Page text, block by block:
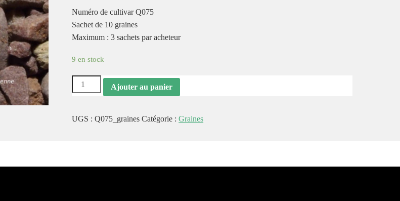
Numéro de cultivar Q075
Sachet de 10 graines
Maximum : 3 sachets par acheteur
9 en stock
quantité
de
Lithops
Ajouter au panier
UGS :Q075_graines Catégorie :Graines